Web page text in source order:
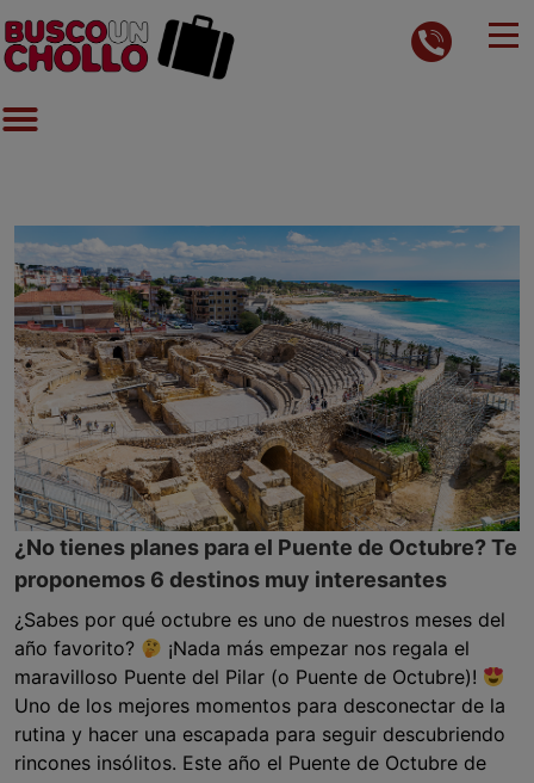
¿No tienes planes para el Puente de Octubre? Te
proponemos 6 destinos muy interesantes
¿Sabes por qué octubre es uno de nuestros meses del
año favorito?
¡Nada más empezar nos regala el
maravilloso Puente del Pilar (o Puente de Octubre)!
Uno de los mejores momentos para desconectar de la
rutina y hacer una escapada para seguir descubriendo
rincones insólitos. Este año el Puente de Octubre de